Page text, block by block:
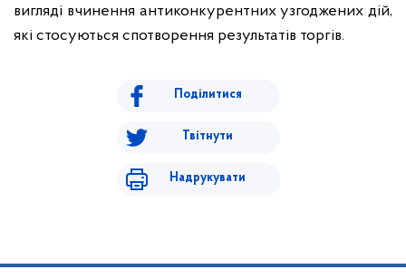
вигляді вчинення антиконкурентних узгоджених дій,
які стосуються спотворення результатів торгів.
Поділитися
Твітнути
Надрукувати